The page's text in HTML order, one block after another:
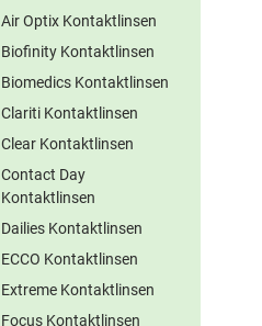
Air Optix Kontaktlinsen
Biofinity Kontaktlinsen
Biomedics Kontaktlinsen
Clariti Kontaktlinsen
Clear Kontaktlinsen
Contact Day
Kontaktlinsen
Dailies Kontaktlinsen
ECCO Kontaktlinsen
Extreme Kontaktlinsen
Focus Kontaktlinsen